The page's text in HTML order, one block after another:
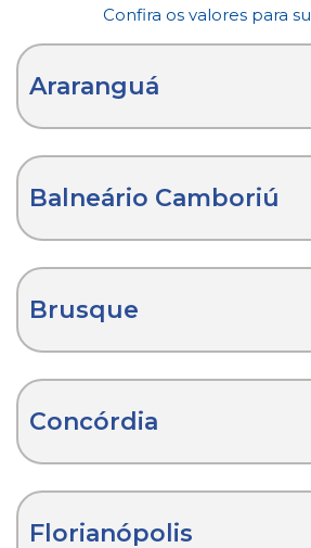
Confira os valores para
Araranguá
Balneário Camboriú
Brusque
Concórdia
Florianópolis